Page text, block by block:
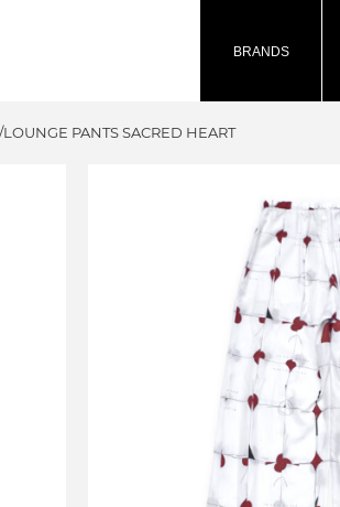
BRANDS
PANTS SACRED HEART